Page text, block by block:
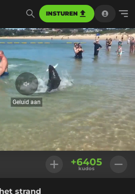
INSTUREN
Geluid
aan
Geluid aan
Geladen
100.00%
+6405
kudos
strand